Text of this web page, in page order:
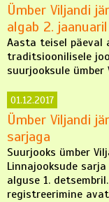
Ümber Viljandi
algab 2. jaanuaril
Aasta teisel päeval
traditsioonilisele
suurjooksule ümber
01.12.2017
Ümber Viljandi
sarjaga
Suurjooks ümber
Linnajooksude
alguse 1.
registreerimine